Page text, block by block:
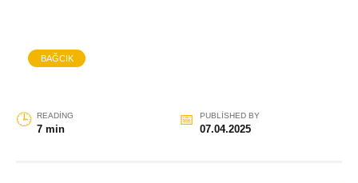
BAĞCIK
READING
7 min
PUBLISHED BY
07.04.2025